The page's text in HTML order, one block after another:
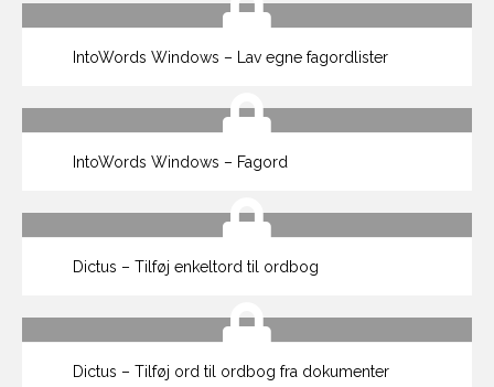
IntoWords Windows – Lav egne fagordlister
IntoWords Windows – Fagord
Dictus – Tilføj enkeltord til ordbog
Dictus – Tilføj ord til ordbog fra dokumenter